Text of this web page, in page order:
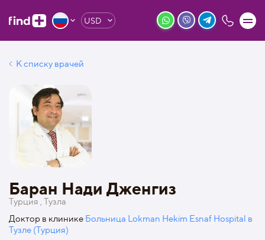
USD
К списку врачей
Баран Нади Дженгиз
Турция , Тузла
Доктор в клинике Больница Lokman Hekim Esnaf Hospital в
Тузле (Турция)